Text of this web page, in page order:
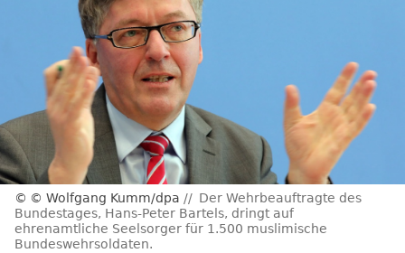
© Wolfgang Kumm/dpa
Der Wehrbeauftragte des
Bundestages, Hans-Peter Bartels, dringt auf
ehrenamtliche Seelsorger für 1.500 muslimische
Bundeswehrsoldaten.